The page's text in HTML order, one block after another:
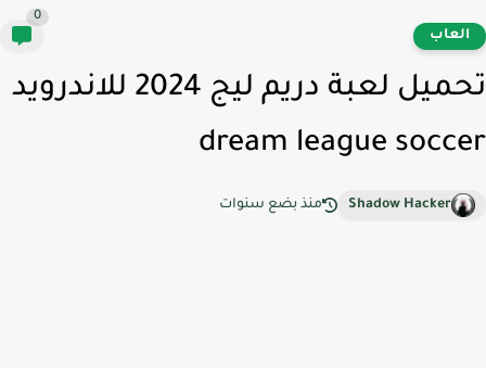
تحميل لعبة دريم ليج 2024 للاندرويد
dream league
Shadow Hacker منذ بضع سنوات